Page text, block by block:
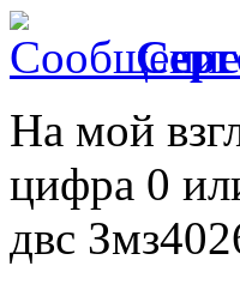
На мой
цифра 0
двс